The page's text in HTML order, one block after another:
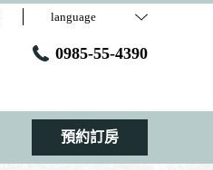
language
0985-55-4390
預約訂房